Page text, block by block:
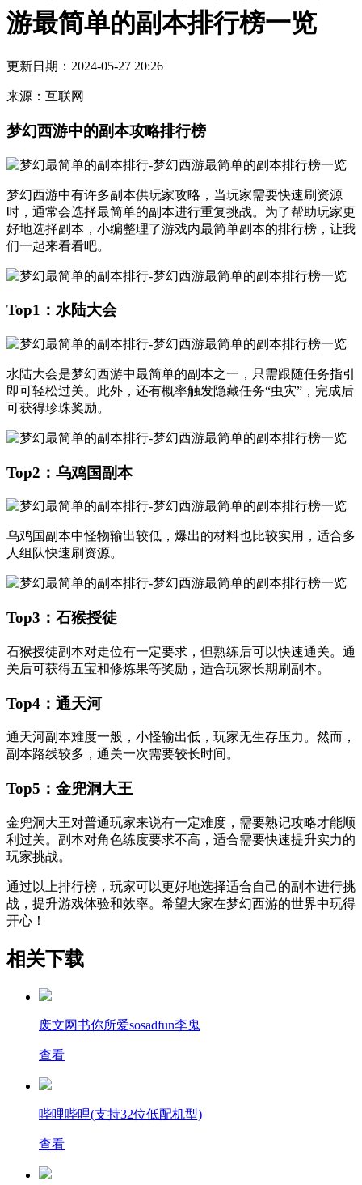
游最简单的副本排行榜一览
更新日期： 2024-05-27 20:26
来源： 互联网
梦幻西游中的副本攻略排行榜
梦幻西游中有许多副本供玩家攻略，当玩家需要快速刷资源
时，通常会选择最简单的副本进行重复挑战。为了帮助玩家更
好地选择副本，小编整理了游戏内最简单副本的排行榜，让我
们一起来看看吧。
Top1：水陆大会
水陆大会是梦幻西游中最简单的副本之一，只需跟随任务指引
即可轻松过关。此外，还有概率触发隐藏任务“虫灾”，完成后
可获得珍珠奖励。
Top2：乌鸡国副本
乌鸡国副本中怪物输出较低，爆出的材料也比较实用，适合多
人组队快速刷资源。
Top3：石猴授徒
石猴授徒副本对走位有一定要求，但熟练后可以快速通关。通
关后可获得五宝和修炼果等奖励，适合玩家长期刷副本。
Top4：通天河
通天河副本难度一般，小怪输出低，玩家无生存压力。然而，
副本路线较多，通关一次需要较长时间。
Top5：金兜洞大王
金兜洞大王对普通玩家来说有一定难度，需要熟记攻略才能顺
利过关。副本对角色练度要求不高，适合需要快速提升实力的
玩家挑战。
通过以上排行榜，玩家可以更好地选择适合自己的副本进行挑
战，提升游戏体验和效率。希望大家在梦幻西游的世界中玩得
开心！
相关下载
废文网书你所爱sosadfun李鬼
查看
哔哩哔哩(支持32位低配机型)
查看